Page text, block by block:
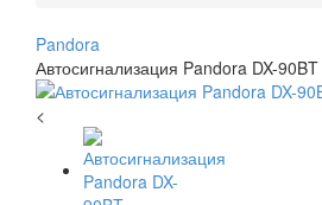
Pandora
Автосигнализация Pandora DX-90BT
<